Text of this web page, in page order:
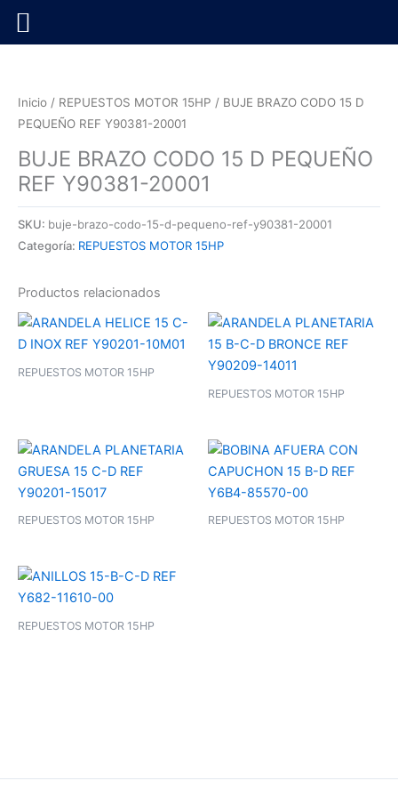
Inicio / REPUESTOS MOTOR 15HP / BUJE BRAZO CODO 15 D
PEQUEÑO REF Y90381-20001
BUJE BRAZO CODO 15 D PEQUEÑO
REF Y90381-20001
SKU: buje-brazo-codo-15-d-pequeno-ref-y90381-20001
Categoría: REPUESTOS MOTOR 15HP
Productos relacionados
REPUESTOS MOTOR 15HP
REPUESTOS MOTOR 15HP
REPUESTOS MOTOR 15HP REPUESTOS MOTOR 15HP
REPUESTOS MOTOR 15HP